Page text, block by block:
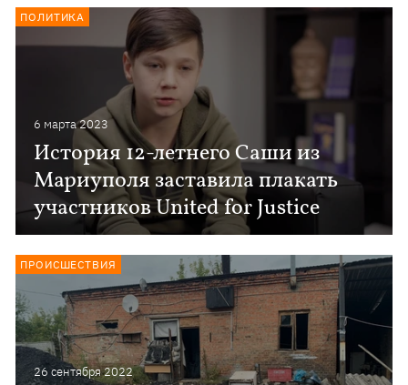
6 марта 2023
История 12-летнего Саши из
Мариуполя заставила плакать
участников United for Justice
ПОЛИТИКА
26 сентября 2022
ПРОИСШЕСТВИЯ